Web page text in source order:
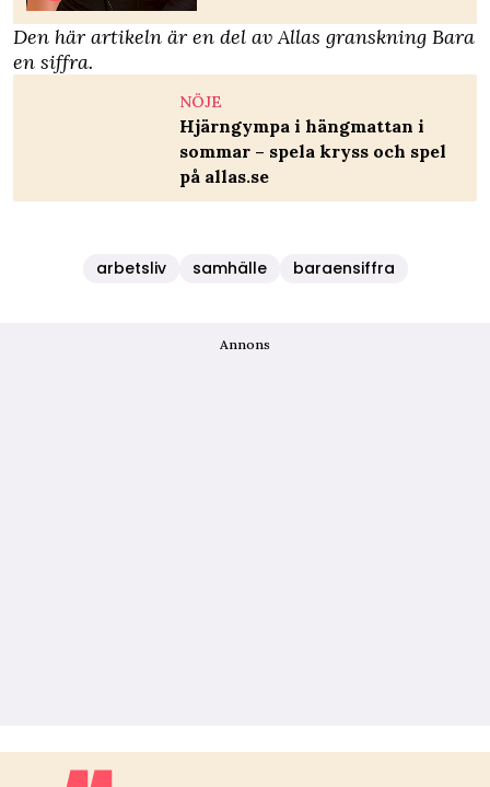
Den här artikeln är en del av Allas granskning Bara
en siffra.
NÖJE
Hjärngympa i hängmattan i
sommar – spela kryss och spel
på allas.se
arbetsliv samhälle baraensiffra
Annons